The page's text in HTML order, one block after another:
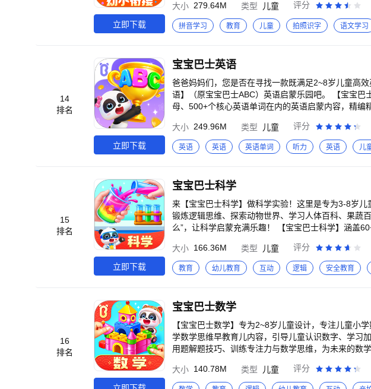
援队，变身小英雄！参与雪地救援、铁轨救援，还能
吃吗？突发地震啦！该怎么办呢？ 还有美食总动员、宝宝爱运动、奇妙小医生……在音乐剧中潜移默化地养成日常好
习惯！ -益智互动- ·宝宝游乐园：开动酷炫卡丁车，来场速度大比拼；挑战欢乐打地鼠，锻炼反应力。 ·宝宝交通工具
常，圆角色扮演梦。 还有宝宝小画板、宝宝环保手工、宝宝时尚设计师……体验益智互动，培养创造力，挖掘艺术潜
能！ 【自动续费】 为了给用户提供更优质的产品体验，我们在会员订阅中增加了应用内自动续费服务，家长们在支付
时可自行选择是否开通应用内自动续费。若想要取消
心】-【加入会员】页面下方的“自动续费管理”取消
服，客服联系方式【打开应用】-【离线观看】-【家长中心】-【帮助与反馈】
童启蒙数字产品的原创品牌，累计服务全球7亿家庭用
知、感受“真、善、美”。 欢迎联系
立即下载
会认会读会写拼音，筑牢小学一年级语文基础； ②“拼
掌握拼音发音拼读能力； ③“拼音阅读”包含丰富的启
本。 （2）6大环节，轻松学拼音 【宝宝巴士拼音】通过认、读、调、练、拼、写6个学拼音环节，全方位提升幼儿及
音知识。 （3）趣味互动，激发认读兴趣 【宝宝巴士拼音】打造870+个益智拼音互动环节、51集原创学拼音动画和15
首拼音启蒙儿歌，并不断更新拼音故事绘本。以趣味
发音点读、拼读、看拼音写词语的兴趣，打好识字认字基础。 （4）语音跟读，AI纠音 真人发音示范
确的汉语拼音发音与拼读，并智能检测儿童的拼音跟
音发音技巧，自信开口读拼音。 （5）专项练习，击破重难点 【宝宝巴士拼音】在儿童学习3-4个拼音字母后，通过穿
点”模块，针对学拼音中的声调规则、拼读规则、易混
攻克学拼音重难点。 （6）多种教具，辅助学习 【宝宝巴士拼音】打造“线上拼读机”，以标准发音智能辅助儿童学习拼
音拼读，减轻家长课后辅导压力；家长还能下载打印
童学习档案，方便两个儿童同时学拼音，分档管理省心省力。 从【宝宝巴士拼音】掌握拼音拼读开始，
汉字】识字认字，【宝宝巴士数学】锻炼思维逻辑，
为什么，【宝宝巴士阅读】养成阅读习惯，宝宝巴士，陪伴孩子每一步成长。
事： ①畅享0-8岁全部启蒙资源，解锁45000+优质内
国学启蒙等热门成长主题； ③智能分龄设计，根据
次解锁6大教育型内容：汉字、阅读、思维、ABC、
士（BabyBus）是专注打造儿童启蒙数字产品的原创
大小 279.64M 类型 儿童 评分
拼音学习 教育 儿童 拍照识字 语文学习
14
排名
立即下载
宝宝巴士英语
爸爸妈妈们，您是否在寻找一款既满足2~8岁儿童高
语】（原宝宝巴士ABC）英语启蒙乐园吧。 【宝宝巴士英语】遵循儿童认知规律，为2~8岁儿童研发涵盖26个英文字
母、500+个核心英语单词在内的英语启蒙内容，精编
口语、提升英语语感、磨炼纯正英语发音，并牢固掌握英文字母与核心词汇。 【
课程，助力儿童英语水平飞跃提升 遵循儿童认知学习
【规范表达】【流利对话】四个阶段，契合不同基础
“自然拼读”英语启蒙岛屿，通过英语启蒙儿歌、动画
的外形、发音及书写顺序的深刻认知。 3.引导儿童开口4000+次，锻炼语言表达力 设计4000+次的开口说英语互动环
节，融合标准英语发音示范与动画引导，鼓励儿童自
力。 4.真人英语口语启蒙，成就儿童地道英语发音 持有TEFL国际证书的专业英文外教团队加持，真人演示英语单词
发音，方便儿童在观看英语视频的同时，模仿口型动
常用英语单词与短语，实现英文知识向生活的迁移应用。 6.海量英语动画绘本故事，全面拓展儿童英文词汇量 甄
+本英语启蒙绘本故事，1500+集引人入胜的英语启
练，深化英语语感培养，同时提升英文词汇储备。 【产品亮点】 •多感官英语启蒙：英文单词启蒙模块通过“认说练测”
固所学内容与薄弱点。 •海量英语启蒙资源：3000+
源，满足宝宝的英语启蒙学习需求。 •每日学习报告
儿童每日成长可见。 •智能词卡库：自动收录儿童已
•英语学习单元测试巩固：每单元后设置英语学习测
弱点。 •科学护眼管理：支持家长自定义英语单词学
育儿。 从【宝宝巴士英语】学习少儿英语开始，到【宝宝巴士汉字】识字认字，【宝宝巴士拼音】掌握拼音拼读，
大小 249.96M 类型 儿童 评分
英语 英语 英语单词 听力 英语 儿
15
排名
立即下载
宝宝巴士科学
来【宝宝巴士科学】做科学实验！这里是专为3-8岁
锻炼逻辑思维、探索动物世界、学习人体百科、果蔬
么”，让科学启蒙充满乐趣！ 【宝宝巴士科学】涵盖60+个儿童百科趣味科学实验、120+个儿童百科科普专题课程，解
学】让儿童秒懂少儿百科，获得趣味逻辑思维训练，
门。 【宝宝巴士科学】核心内容： （1）动手实验，激发探索欲 设计60+个趣味科学实验，每个实验都围绕儿童百科
核心知识点展开，从物理、化学到生物，从天文、地
科问答，满足好奇心 贯彻跨学科教育理念，从生命
么百科知识。通过“提问-探究-解答”，带领儿童了解
辑思维，解答对于世界的十万个为什么。 （3）逻辑
蒙的基础上，系统培养儿童的逻辑思维与科学思维，
习奠定坚实基础。 （4）趣味音视频，寓教于乐 通过
世界、亲近科学，牢记儿童百科知识点。 【宝宝巴士科学】产品亮点： 1.科学体系，全面覆盖：从生命科学、空间科
学、物质科学、技术与工程4个维度，和地球环境、
大小 166.36M 类型 儿童 评分
教育 幼儿教育 互动 逻辑 安全教育
16
排名
宝宝巴士数学
【宝宝巴士数学】专为2~8岁儿童设计，专注儿童小
学数学思维早教育儿内容，引导儿童认识数字、学习
用题解题技巧、训练专注力与数学思维，为未来的数学、科学、
练及逻辑思维启蒙知识点，科学打造102个分龄启蒙
0道练习巩固应用题。 【宝宝巴士数学】贴合教材教
大小 140.78M 类型 儿童 评分